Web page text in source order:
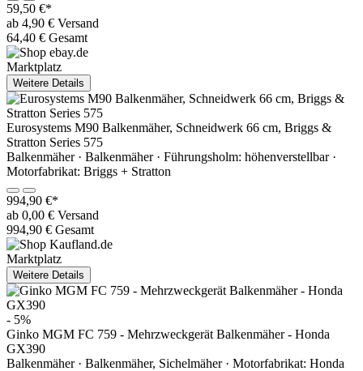
59,50 €*
ab 4,90 € Versand
64,40 € Gesamt
Marktplatz
Weitere Details
Eurosystems M90 Balkenmäher, Schneidwerk 66 cm, Briggs &
Stratton Series 575
Balkenmäher · Balkenmäher · Führungsholm: höhenverstellbar ·
Motorfabrikat: Briggs + Stratton
994,90 €*
ab 0,00 € Versand
994,90 € Gesamt
Marktplatz
Weitere Details
- 5%
Ginko MGM FC 759 - Mehrzweckgerät Balkenmäher - Honda
GX390
Balkenmäher · Balkenmäher, Sichelmäher · Motorfabrikat: Honda